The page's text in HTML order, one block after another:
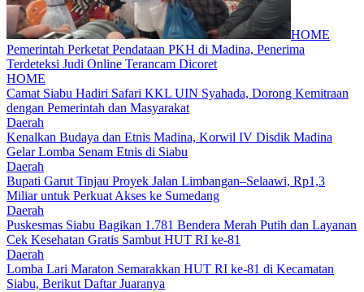
HOME
Pemerintah Perketat Pendataan PKH di Madina, Penerima
Terdeteksi Judi Online Terancam Dicoret
HOME
Camat Siabu Hadiri Safari KKL UIN Syahada, Dorong Kemitraan
dengan Pemerintah dan Masyarakat
Daerah
Kenalkan Budaya dan Etnis Madina, Korwil IV Disdik Madina
Gelar Lomba Senam Etnis di Siabu
Daerah
Bupati Garut Tinjau Proyek Jalan Limbangan–Selaawi, Rp1,3
Miliar untuk Perkuat Akses ke Sumedang
Daerah
Puskesmas Siabu Bagikan 1.781 Bendera Merah Putih dan Layanan
Cek Kesehatan Gratis Sambut HUT RI ke-81
Daerah
Lomba Lari Maraton Semarakkan HUT RI ke-81 di Kecamatan
Siabu, Berikut Daftar Juaranya